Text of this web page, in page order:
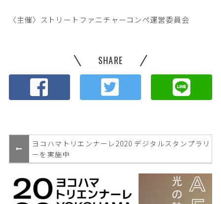
〈主催〉ストリートファニチャーコンペ運営委員会
SHARE
ヨコハマトリエンナーレ2020 デジタルスタンプラリ
ーを実施中